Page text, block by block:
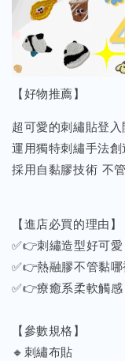
【好物推薦】
超可愛的刺繡貼登入
運用獨特刺繡手法
採用自黏膠技術 不
【進店必買的理由】
✅👉刺繡造型好可愛
✅👉熱融膠不管黏哪
✅👉療癒系柔軟觸感
【參數規格】
🔸刺繡布貼